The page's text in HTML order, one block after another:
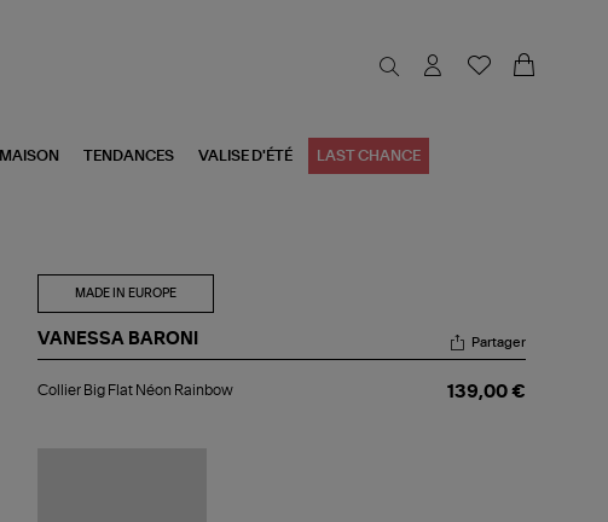
MAISON TENDANCES VALISE D'ÉTÉ LAST CHANCE
MADE IN EUROPE
VANESSA BARONI
Big
Partager
Collier Big Flat Néon Rainbow 139,00 €